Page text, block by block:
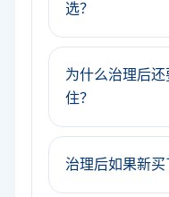
选？
为什么治理后
住？
治理后如果新买